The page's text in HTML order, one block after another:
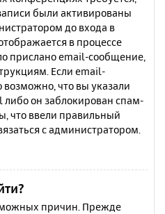
были активированы
до входа в
в процессе
прислано email-сообщение,
Если email-
что вы указали
он заблокирован спам-
что ввели правильный
с администратором.
причин. Прежде